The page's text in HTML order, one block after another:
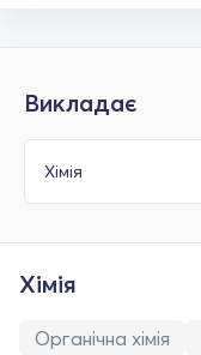
Викладає
Хімія
Органічна хімія